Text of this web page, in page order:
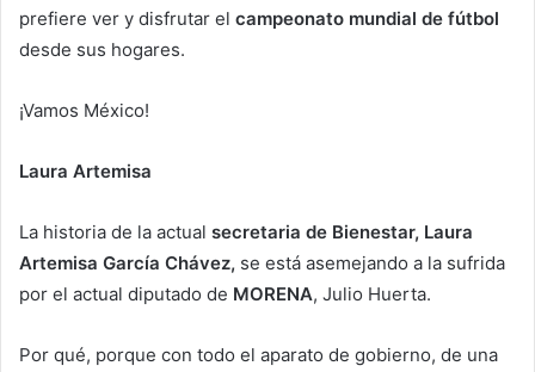
prefiere ver y disfrutar el campeonato mundial de fútbol
desde sus hogares.
¡Vamos México!
Laura Artemisa
La historia de la actual secretaria de Bienestar, Laura
Artemisa García Chávez, se está asemejando a la sufrida
por el actual diputado de MORENA, Julio Huerta.
Por qué, porque con todo el aparato de gobierno, de una